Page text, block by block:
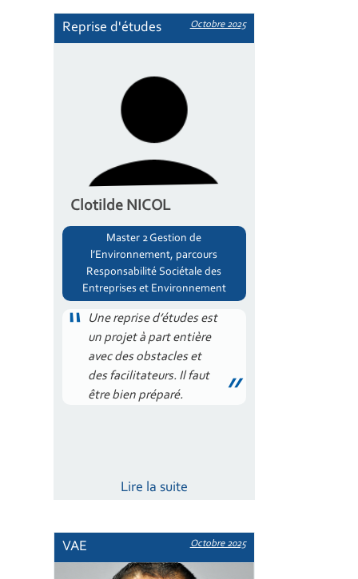
Reprise d'études Octobre 2025
Clotilde NICOL
Master 2 Gestion de
l’Environnement, parcours
Responsabilité Sociétale des
Entreprises et Environnement
Une reprise d’études est
un projet à part entière
avec des obstacles et
des facilitateurs. Il faut
être bien préparé.
Lire la suite
VAE Octobre 2025